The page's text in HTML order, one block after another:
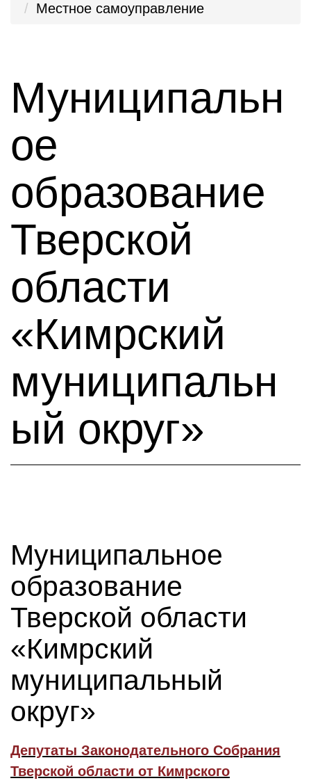
Местное самоуправление
Муниципальн
ое
образование
Тверской
области
«Кимрский
муниципальн
ый округ»
Муниципальное
образование
Тверской области
«Кимрский
муниципальный
округ»
Депутаты Законодательного Собрания
Тверской области от Кимрского